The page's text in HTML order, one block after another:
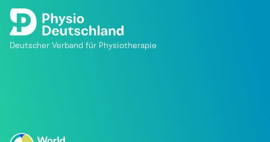
Deutscher Verband für Physiotherapie